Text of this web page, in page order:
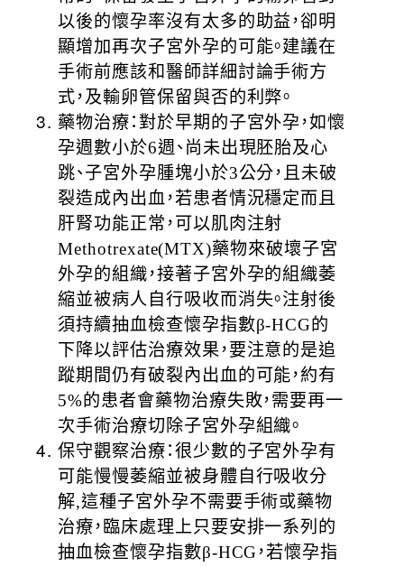
以後的懷孕率沒有太多的助益，卻明
顯增加再次子宮外孕的可能。建議在
手術前應該和醫師詳細討論手術方
式，及輸卵管保留與否的利弊。
藥物治療：對於早期的子宮外孕，如懷
孕週數小於6週、尚未出現胚胎及心
跳、子宮外孕腫塊小於3公分，且未破
裂造成內出血，若患者情況穩定而且
肝腎功能正常，可以肌肉注射
Methotrexate(MTX)藥物來破壞子宮
外孕的組織，接著子宮外孕的組織萎
縮並被病人自行吸收而消失。注射後
須持續抽血檢查懷孕指數β-HCG的
下降以評估治療效果，要注意的是追
蹤期間仍有破裂內出血的可能，約有
5%的患者會藥物治療失敗，需要再一
次手術治療切除子宮外孕組織。
保守觀察治療：很少數的子宮外孕有
可能慢慢萎縮並被身體自行吸收分
解,這種子宮外孕不需要手術或藥物
治療，臨床處理上只要安排一系列的
抽血檢查懷孕指數β-HCG，若懷孕指